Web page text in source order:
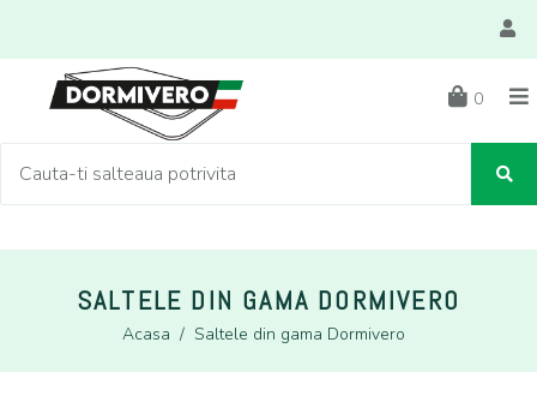
0
SALTELE DIN GAMA DORMIVERO
Acasa / Saltele din gama Dormivero